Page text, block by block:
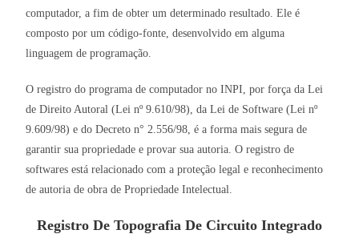
computador, a fim de obter um determinado resultado. Ele é
composto por um código-fonte, desenvolvido em alguma
linguagem de programação.
O registro do programa de computador no INPI, por força da Lei
de Direito Autoral (Lei nº 9.610/98), da Lei de Software (Lei nº
9.609/98) e do Decreto n° 2.556/98, é a forma mais segura de
garantir sua propriedade e provar sua autoria. O registro de
softwares está relacionado com a proteção legal e reconhecimento
de autoria de obra de Propriedade Intelectual.
Registro De Topografia De Circuito Integrado